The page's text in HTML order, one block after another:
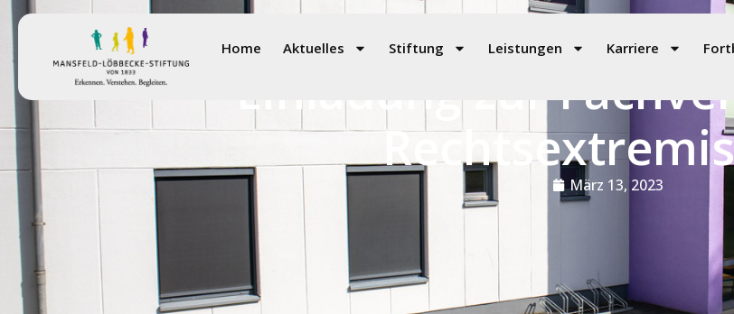
Home Aktuelles Stiftung Leistungen Karriere
Einladung zur
März 13, 2023